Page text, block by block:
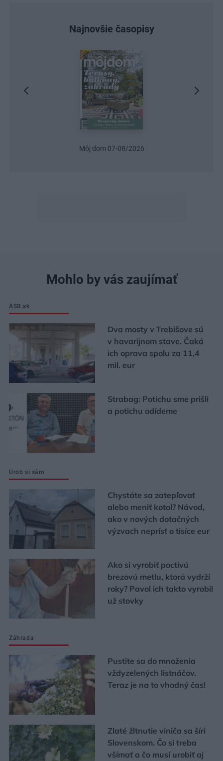
Najnovšie časopisy
Môj dom 07-08/2026
Mohlo by vás zaujímať
ASB.sk
Dva mosty v Trebišove sú
v havarijnom stave. Čaká
ich oprava spolu za 11,4
mil. eur
Strabag: Potichu sme prišli
a potichu odídeme
Urob si sám
Chystáte sa zatepľovať
alebo meniť kotol? Návod,
ako v nových dotačných
výzvach neprísť o tisíce eur
Ako si vyrobiť poctivú
brezovú metlu, ktorá vydrží
roky? Pavol ich takto vyrobil
už stovky
Záhrada
Pustite sa do množenia
vždyzelených listnáčov.
Teraz je na to vhodný čas!
Zlaté žltnutie viniča sa šíri
Slovenskom. Čo si treba
všímať a čo musí urobiť aj